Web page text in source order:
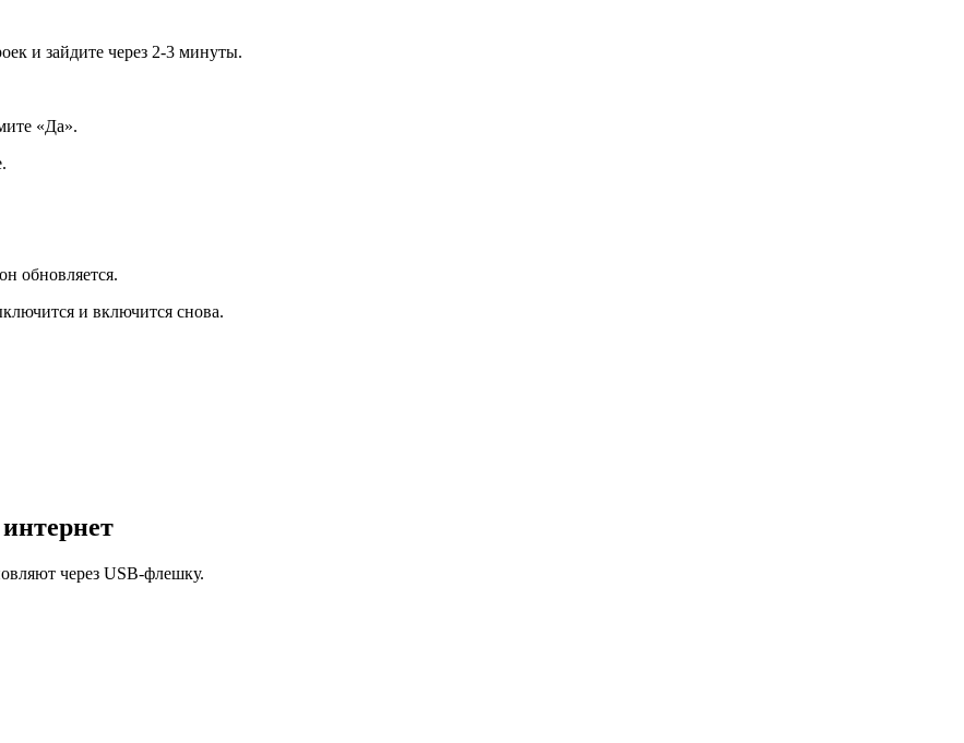
и зайдите через 2-3 минуты.
«Да».
обновляется.
и включится снова.
через USB-флешку.